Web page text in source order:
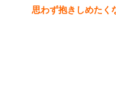
思わず抱きしめたく